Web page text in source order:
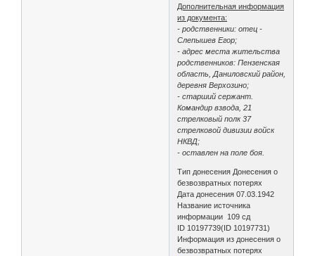
Дополнительная информация
из документа:
- родственники: отец -
Слепышев Егор;
- адрес места жительства
родственников: Пензенская
область, Даниловский район,
деревня Верхозино;
- старший сержант.
Командир взвода, 21
стрелковый полк 37
стрелковой дивизии войск
НКВД;
- оставлен на поле боя.
Тип донесения Донесения о
безвозвратных потерях
Дата донесения 07.03.1942
Название источника
информации 109 сд
ID 10197739(ID 10197731)
Информация из донесения о
безвозвратных потерях